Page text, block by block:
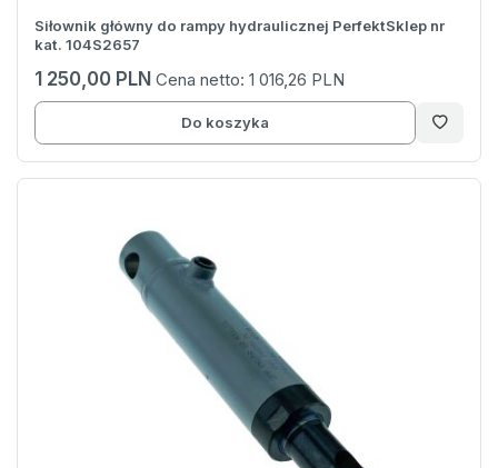
Siłownik główny do rampy hydraulicznej PerfektSklep nr
kat. 104S2657
1 250,00 PLN Cena netto: 1 016,26 PLN
Do koszyka